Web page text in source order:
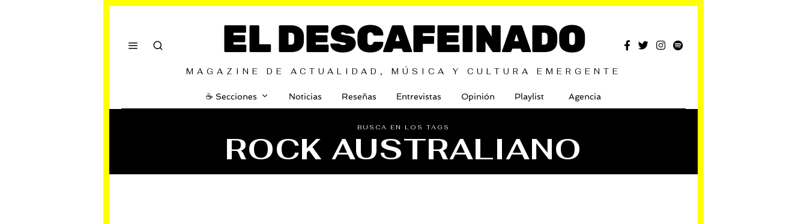
EL DESCAFEINADO
MAGAZINE DE ACTUALIDAD, MÚSICA Y CULTURA EMERGENTE
☕️ Secciones Noticias Reseñas Entrevistas Opinión Playlist Agencia
BUSCA EN LOS TAGS
ROCK AUSTRALIANO